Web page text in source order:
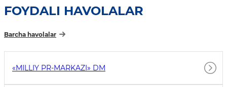
FOYDALI HAVOLALAR
Barcha havolalar
«MILLIY PR-MARKAZI» DM